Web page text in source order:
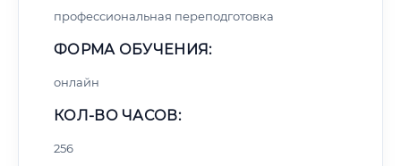
профессиональная переподготовка
ФОРМА ОБУЧЕНИЯ:
онлайн
КОЛ-ВО ЧАСОВ:
256